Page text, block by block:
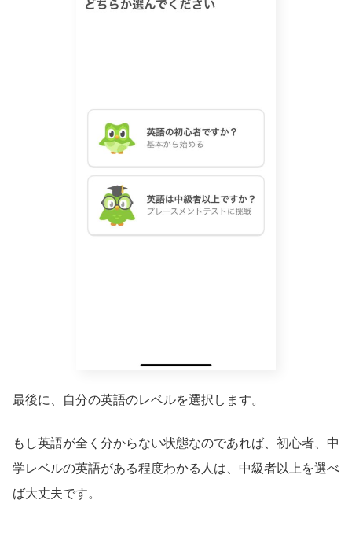
最後に、自分の英語のレベルを選択します。
もし英語が全く分からない状態なのであれば、初心者、中
学レベルの英語がある程度わかる人は、中級者以上を選べ
ば大丈夫です。